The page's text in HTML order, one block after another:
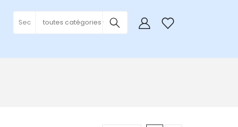
toutes catégories 0